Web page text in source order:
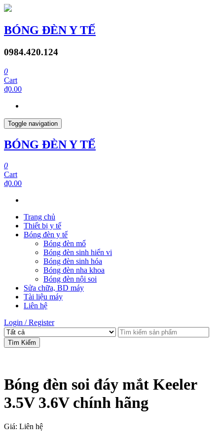
BÓNG ĐÈN Y TẾ
0984.420.124
0
Cart
₫0.00
Toggle navigation
BÓNG ĐÈN Y TẾ
0
Cart
₫0.00
Trang chủ
Thiết bị y tế
Bóng đèn y tế
Bóng đèn mổ
Bóng đèn sinh hiển vi
Bóng đèn sinh hóa
Bóng đèn nha khoa
Bóng đèn nội soi
Sửa chữa, BD máy
Tài liệu máy
Liên hệ
Login / Register
Tìm Kiếm
Bóng đèn soi đáy mắt Keeler
3.5V 3.6V chính hãng
Giá: Liên hệ